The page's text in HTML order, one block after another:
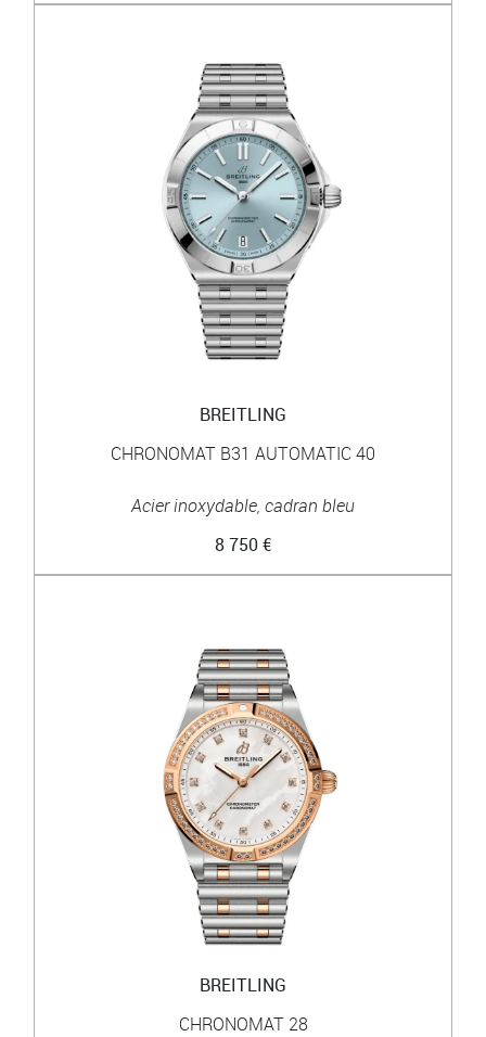
BREITLING
CHRONOMAT B31 AUTOMATIC 40
Acier inoxydable, cadran bleu
8 750 €
BREITLING
CHRONOMAT 28